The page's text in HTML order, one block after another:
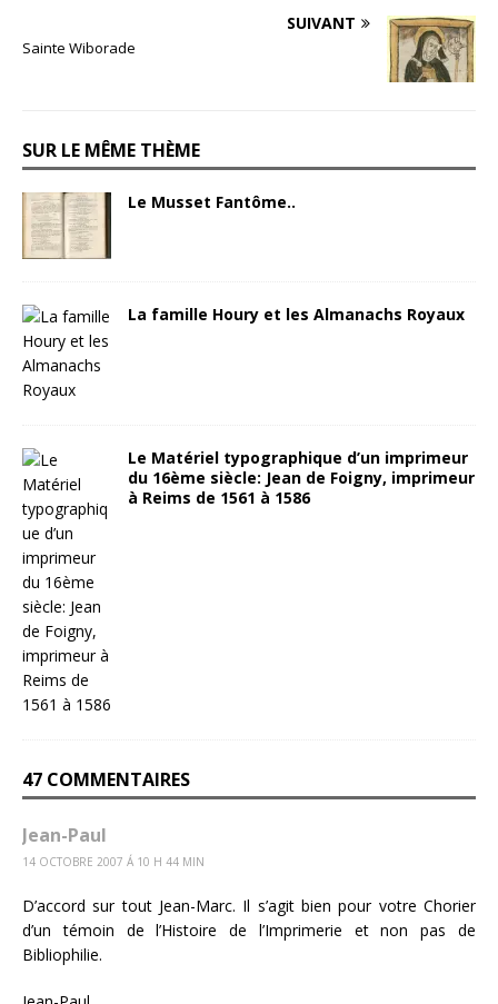
SUIVANT
Sainte Wiborade
SUR LE MÊME THÈME
Le Musset Fantôme..
La famille Houry et les Almanachs Royaux
Le Matériel typographique d’un imprimeur
du 16ème siècle: Jean de Foigny, imprimeur
à Reims de 1561 à 1586
47 COMMENTAIRES
Jean-Paul
14 OCTOBRE 2007 Á 10 H 44 MIN
D’accord sur tout Jean-Marc. Il s’agit bien pour votre Chorier
d’un témoin de l’Histoire de l’Imprimerie et non pas de
Bibliophilie.